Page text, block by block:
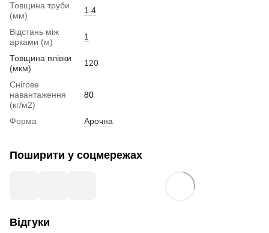
Товщина труби
(мм)
1.4
Відстань між
арками (м)
1
Товщина плівки
(мкм)
120
Снігове
навантаження
(кг/м2)
80
Форма Арочна
Поширити у соцмережах
Відгуки